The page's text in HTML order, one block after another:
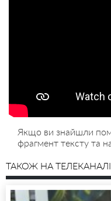
Якщо ви знайшли
фрагмент тексту та
ТАКОЖ НА ТЕЛЕКАНАЛІ